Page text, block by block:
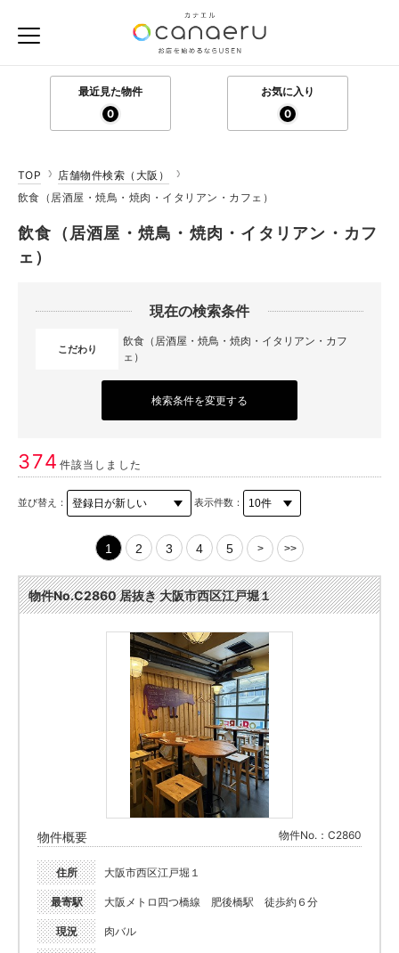
最近見た物件
0
お気に入り
0
TOP
店舗物件検索（大阪）
飲食（居酒屋・焼鳥・焼肉・イタリアン・カフェ）
飲食（居酒屋・焼鳥・焼肉・イタリアン・カフ
ェ）
現在の検索条件
こだわり
飲食（居酒屋・焼鳥・焼肉・イタリアン・カフ
ェ）
検索条件を変更する
374 件該当しました
並び替え： 表示件数：
1 2 3 4 5 > >>
物件No.C2860 居抜き 大阪市西区江戸堀１
物件概要 物件No.：C2860
住所 大阪市西区江戸堀１
最寄駅 大阪メトロ四つ橋線 肥後橋駅 徒歩約６分
現況 肉バル